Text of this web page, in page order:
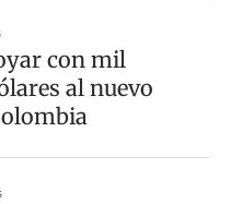
con mil
al nuevo